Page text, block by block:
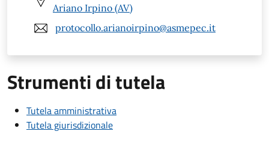
Ariano Irpino (AV)
protocollo.arianoirpino@asmepec.it
Strumenti di tutela
Tutela amministrativa
Tutela giurisdizionale